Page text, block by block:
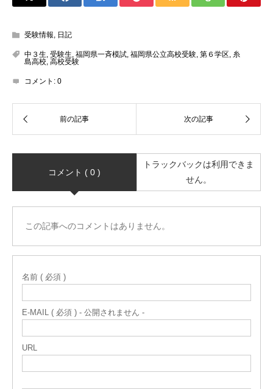
受験情報, 日記
中３生, 受験生, 福岡県一斉模試, 福岡県公立高校受験, 第６学区, 糸
島高校, 高校受験
コメント: 0
コメント ( 0 )
トラックバックは利用できま
せん。
この記事へのコメントはありません。
名前 ( 必須 )
E-MAIL ( 必須 ) - 公開されません -
URL